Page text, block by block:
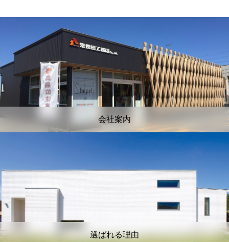
会社案内
選ばれる理由